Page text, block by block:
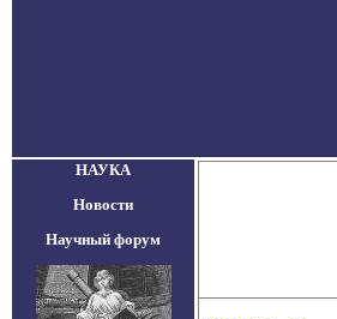
НАУКА
Новости
Научный форум